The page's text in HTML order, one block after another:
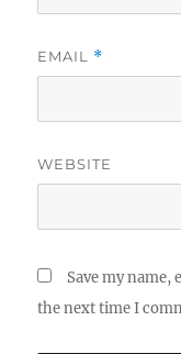
EMAIL *
WEBSITE
Save my
the next time I